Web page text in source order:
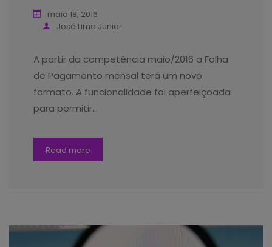
maio 18, 2016
José Lima Junior
A partir da competência maio/2016 a Folha
de Pagamento mensal terá um novo
formato. A funcionalidade foi aperfeiçoada
para permitir…
Read more